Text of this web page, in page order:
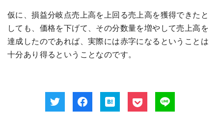
仮に、損益分岐点売上高を上回る売上高を獲得できたと
しても、価格を下げて、その分数量を増やして売上高を
達成したのであれば、実際には赤字になるということは
十分あり得るということなのです。